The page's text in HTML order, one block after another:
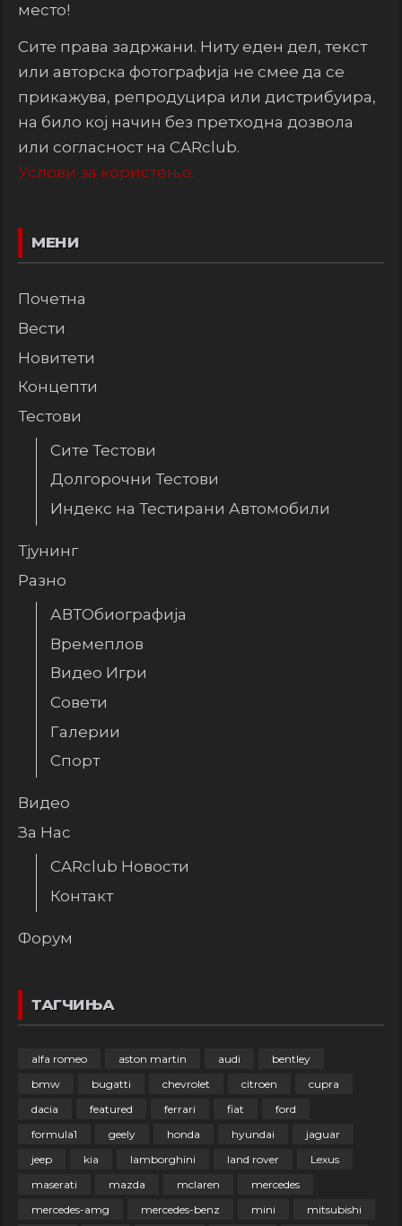
место!
Сите права задржани. Ниту еден дел, текст
или авторска фотографија не смее да се
прикажува, репродуцира или дистрибуира,
на било кој начин без претходна дозвола
или согласност на CARclub.
Услови за користење.
МЕНИ
Почетна
Вести
Новитети
Концепти
Тестови
Сите Тестови
Долгорочни Тестови
Индекс на Тестирани Автомобили
Тјунинг
Разно
АВТОбиографија
Времеплов
Видео Игри
Совети
Галерии
Спорт
Видео
За Нас
CARclub Новости
Контакт
Форум
ТАГЧИЊА
alfa romeo aston martin audi
bentley
bmw
bugatti chevrolet citroen
cupra
dacia
featured ferrari fiat
ford
formula1
geely honda hyundai
jaguar
jeep
kia lamborghini land rover
Lexus
maserati
mazda mclaren
mercedes
mercedes-amg
mercedes-benz mini mitsubishi